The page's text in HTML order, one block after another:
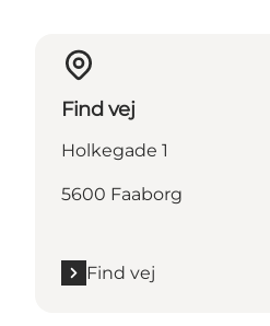
Find vej
Holkegade 1
5600 Faaborg
Find vej